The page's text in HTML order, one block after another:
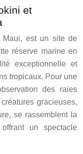
et
Maui, est un site de
réserve marine en
exceptionnelle et
tropicaux. Pour une
des raies
gracieuses,
se rassemblent la
un spectacle